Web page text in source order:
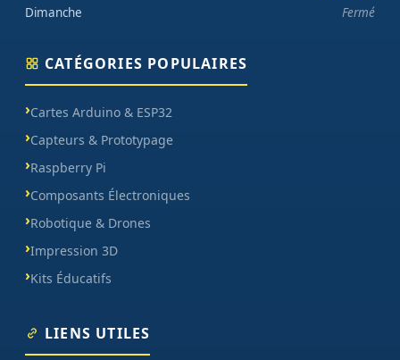
Dimanche
Fermé
CATÉGORIES POPULAIRES
Cartes Arduino & ESP32
Capteurs & Prototypage
Raspberry Pi
Composants Électroniques
Robotique & Drones
Impression 3D
Kits Éducatifs
LIENS UTILES